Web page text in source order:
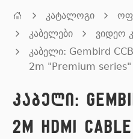
კატალოგი
კაბელები
ვიდეო
კაბელი: Gembird
2m "Premium series"
კაბელი:
2M HDMI